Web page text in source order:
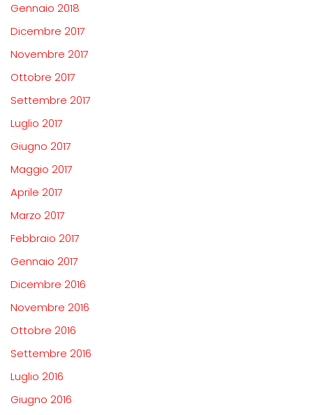
Gennaio 2018
Dicembre 2017
Novembre 2017
Ottobre 2017
Settembre 2017
Luglio 2017
Giugno 2017
Maggio 2017
Aprile 2017
Marzo 2017
Febbraio 2017
Gennaio 2017
Dicembre 2016
Novembre 2016
Ottobre 2016
Settembre 2016
Luglio 2016
Giugno 2016